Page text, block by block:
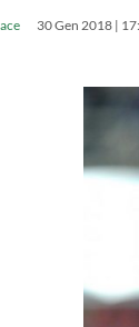
30 Gen 2018 |